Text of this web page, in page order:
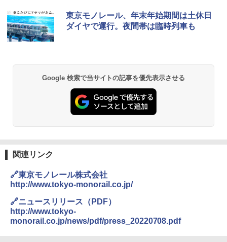
D40 地球の歩き方 チェンマイ タイ北部の魅
力的な町 2026～2027 地球の歩き方D アジア
A09 地球の歩き方 イタリア 2026～2027 地
球の歩き方A ヨーロッパ
￥2,479
A26 地球の歩き方 チェコ ポーランド スロヴ
パ
[キャンパーズコレクション 山善] ポップアッ
プテント 傘みたいに広げて畳める パッとサ
ッとサンシェード キューブ フルクローズ メ
￥6,831
PYKES PEAK (パイクスピーク) 着替えテン
ト プライバシー テント 【中が透けない】 1
人用 折りたたみ 防災グッズ 災害用トイレ ビ
易 トイレテント (ブラック)
ENDLESS BASE 《めざましテレビで紹介》
テント ワンタッチ RENEW 幅200 2-3人用 43
DEWEL パラソル 大型 ビーチ アウトドアパ
ラソル ガーデン サイトシート付 折りたたみ
防水 UVカット 4段階高さ調整 軽量 収納袋付
-08EX カーキ ソロキャンプ ポリエステル フ
レーム テント
￥2,980
ップ 9FORTY AFrame 15226380 NER37C00
東京モノレール、年末年始期間は土休日
ダイヤで運行。夜間帯は臨時列車も
Google 検索で当サイトの記事を優先表示させる
関連リンク
🔗東京モノレール株式会社
http://www.tokyo-monorail.co.jp/
🔗ニュースリリース（PDF）
http://www.tokyo-
monorail.co.jp/news/pdf/press_20220708.pdf